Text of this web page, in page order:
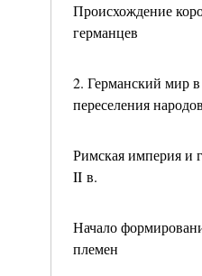
Происхождение
германцев
2. Германский мир
переселения народов
Римская империя
II в.
Начало
племен